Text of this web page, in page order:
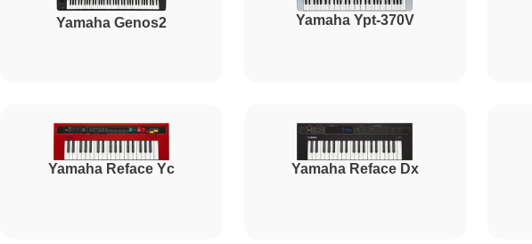
Ремонт клавиш и уплотнителей
Yamaha Genos2 Yamaha Ypt-370V
Yamaha Reface Yc Yamaha Reface Dx